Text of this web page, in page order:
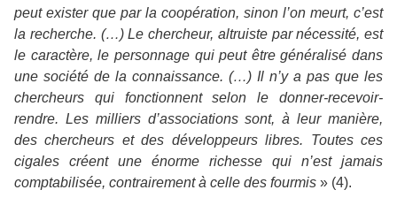
peut exister que par la coopération, sinon l’on meurt, c’est
la recherche. (…) Le chercheur, altruiste par nécessité, est
le caractère, le personnage qui peut être généralisé dans
une société de la connaissance. (…) Il n’y a pas que les
chercheurs qui fonctionnent selon le donner-recevoir-
rendre. Les milliers d’associations sont, à leur manière,
des chercheurs et des développeurs libres. Toutes ces
cigales créent une énorme richesse qui n’est jamais
comptabilisée, contrairement à celle des fourmis » (4).